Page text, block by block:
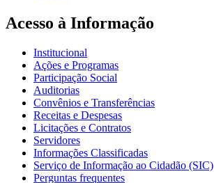
Acesso à Informação
Institucional
Ações e Programas
Participação Social
Auditorias
Convênios e Transferências
Receitas e Despesas
Licitações e Contratos
Servidores
Informações Classificadas
Serviço de Informação ao Cidadão (SIC)
Perguntas frequentes